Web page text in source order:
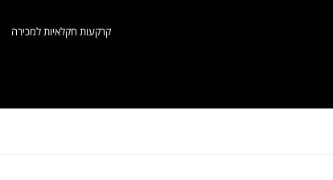
קרקעות חקלאיות למכירה